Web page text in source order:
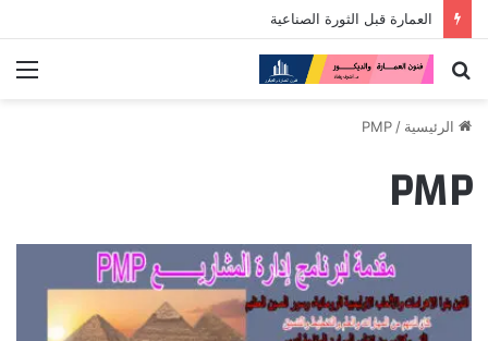
العمارة قبل الثورة الصناعية
بحث
الرئيسية /
PMP
PMP